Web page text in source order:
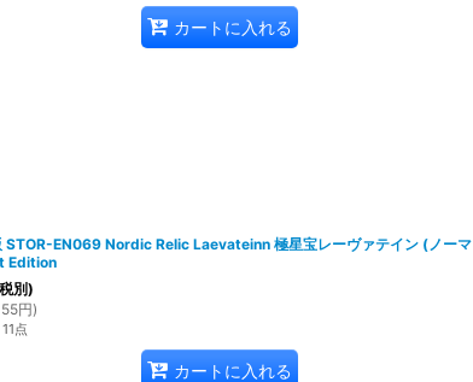
カートに入れる
STOR-EN069 Nordic Relic Laevateinn 極星宝レーヴァテイン (ノーマ
Edition
別)
55円)
点
カートに入れる